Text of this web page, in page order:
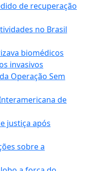
de recuperação
no Brasil
biomédicos
invasivos
Operação Sem
de
justiça após
sobre a